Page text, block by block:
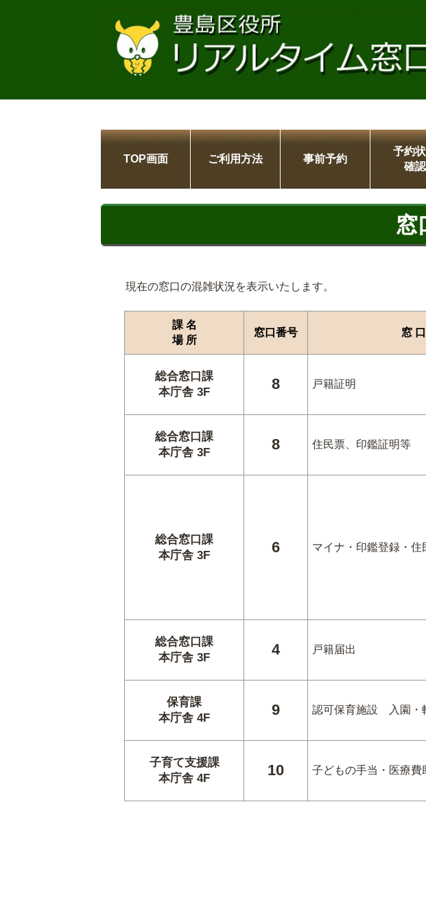
TOP画面 ご利用方法 事前予約
予約
確認
窓
現在の窓口の混雑状況を表示いたします。
課 名
場 所
窓口番号 窓
総合窓口課
本庁舎 3F
8 戸籍証明
総合窓口課
本庁舎 3F
8 住民票、印鑑証明等
総合窓口課
本庁舎 3F
6 マイナ・印鑑登録・住
総合窓口課
本庁舎 3F
4 戸籍届出
保育課
本庁舎 4F
9 認可保育施設 入園・
子育て支援課
本庁舎 4F
10 子どもの手当・医療費